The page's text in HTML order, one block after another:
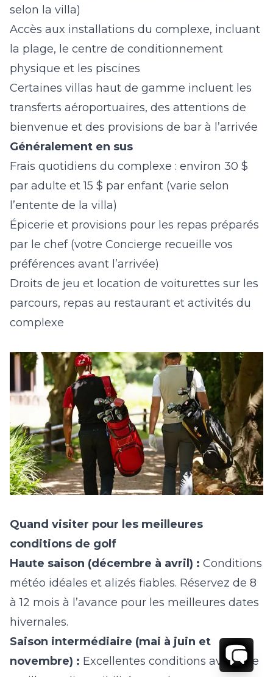
selon la villa)
Accès aux installations du complexe, incluant
la plage, le centre de conditionnement
physique et les piscines
Certaines villas haut de gamme incluent les
transferts aéroportuaires, des attentions de
bienvenue et des provisions de bar à l’arrivée
Généralement en sus
Frais quotidiens du complexe : environ 30 $
par adulte et 15 $ par enfant (varie selon
l’entente de la villa)
Épicerie et provisions pour les repas préparés
par le chef (votre Concierge recueille vos
préférences avant l’arrivée)
Droits de jeu et location de voiturettes sur les
parcours, repas au restaurant et activités du
complexe
Quand visiter pour les meilleures
conditions de golf
Haute saison (décembre à avril) : Conditions
météo idéales et alizés fiables. Réservez de 8
à 12 mois à l’avance pour les meilleures dates
hivernales.
Saison intermédiaire (mai à juin et
novembre) : Excellentes conditions avec une